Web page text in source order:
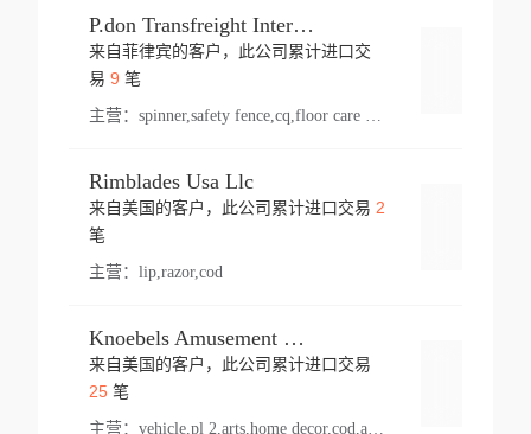
P.don Transfreight International
来自菲律宾的客户，此公司累计进口交
易 9 笔
主营：
Rimblades Usa Llc
来自美国的客户，此公司累计进口交易 2
笔
主营： lip,razor,cod
Knoebels Amusement Resort
来自美国的客户，此公司累计进口交易
25笔
主营： vehicle,pl 2,arts,home decor,cod,amusement ride,sea